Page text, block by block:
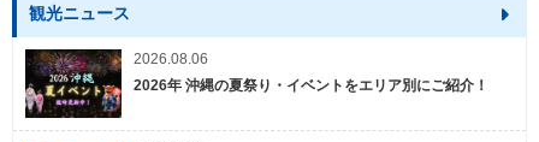
観光ニュース
2026.08.06
2026年 沖縄の夏祭り・イベントをエリア別にご紹介！